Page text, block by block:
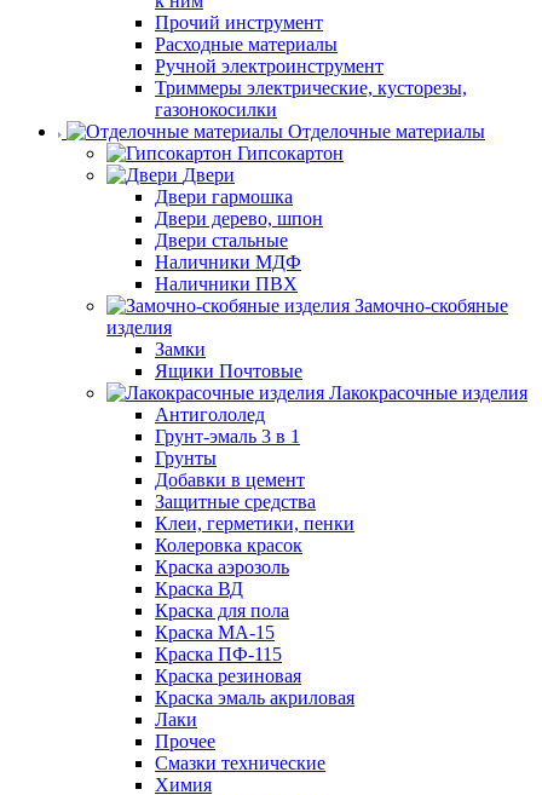
Прочий инструмент
Расходные материалы
Ручной электроинструмент
Триммеры электрические, кусторезы,
газонокосилки
Отделочные материалы
Гипсокартон
Двери
Двери гармошка
Двери дерево, шпон
Двери стальные
Наличники МДФ
Наличники ПВХ
Замочно-скобяные
изделия
Замки
Ящики Почтовые
Лакокрасочные изделия
Антигололед
Грунт-эмаль 3 в 1
Грунты
Добавки в цемент
Защитные средства
Клеи, герметики, пенки
Колеровка красок
Краска аэрозоль
Краска ВД
Краска для пола
Краска МА-15
Краска ПФ-115
Краска резиновая
Краска эмаль акриловая
Лаки
Прочее
Смазки технические
Химия